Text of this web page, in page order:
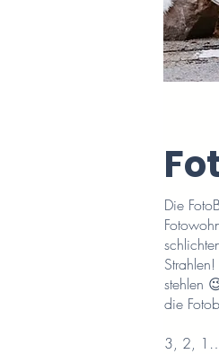
Die
stehlen
die
3, 2, 1…